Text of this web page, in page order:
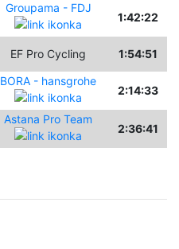
Groupama - FDJ
1:42:22
EF Pro Cycling 1:54:51
BORA - hansgrohe
2:14:33
Astana Pro Team
2:36:41